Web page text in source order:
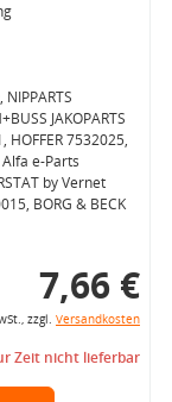
JAKOPARTS
HOFFER 7532025,
Alfa e-Parts
by Vernet
BORG & BECK
7,66 €
zzgl. Versandkosten
Zeit nicht lieferbar